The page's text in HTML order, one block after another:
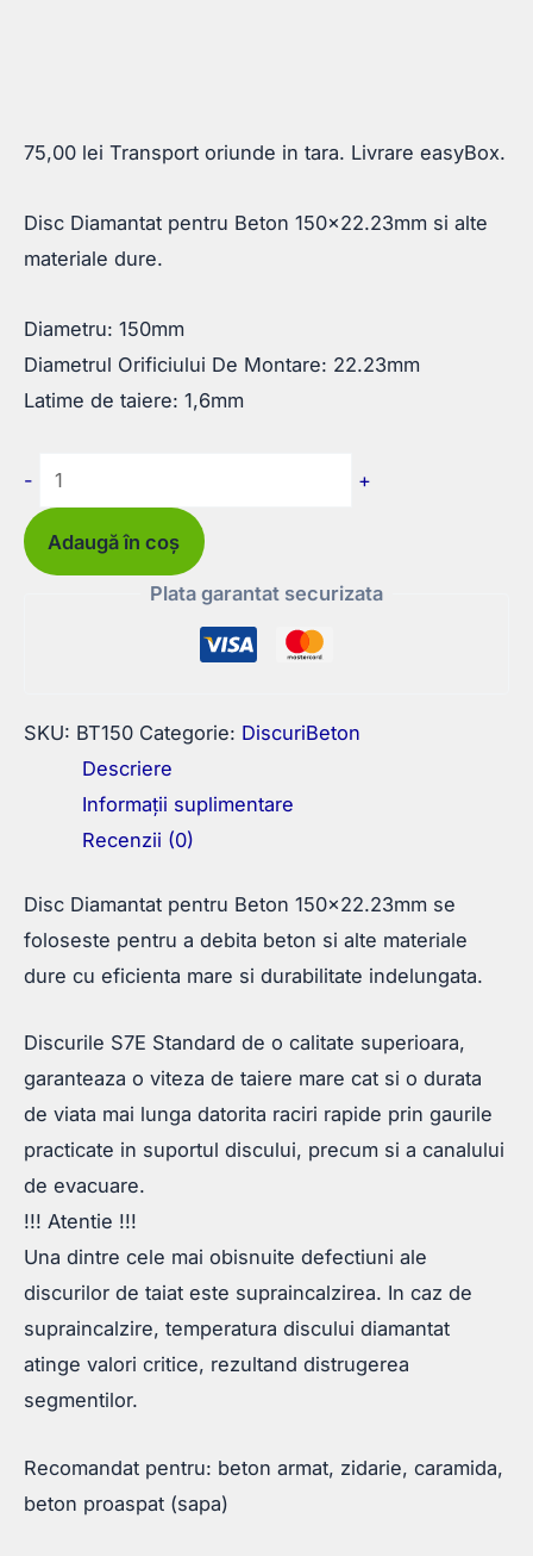
75,00 lei Transport oriunde in tara. Livrare easyBox.
Disc Diamantat pentru Beton 150×22.23mm si alte
materiale dure.
Diametru: 150mm
Diametrul Orificiului De Montare: 22.23mm
Latime de taiere: 1,6mm
-
Cantitate
Disc
Diamantat
pentru
+
Adaugă în coș
Plata garantat securizata
SKU: BT150 Categorie: DiscuriBeton
Descriere
Informații suplimentare
Recenzii (0)
Disc Diamantat pentru Beton 150×22.23mm se
foloseste pentru a debita beton si alte materiale
dure cu eficienta mare si durabilitate indelungata.
Discurile S7E Standard de o calitate superioara,
garanteaza o viteza de taiere mare cat si o durata
de viata mai lunga datorita raciri rapide prin gaurile
practicate in suportul discului, precum si a canalului
de evacuare.
!!! Atentie !!!
Una dintre cele mai obisnuite defectiuni ale
discurilor de taiat este supraincalzirea. In caz de
supraincalzire, temperatura discului diamantat
atinge valori critice, rezultand distrugerea
segmentilor.
Recomandat pentru: beton armat, zidarie, caramida,
beton proaspat (sapa)